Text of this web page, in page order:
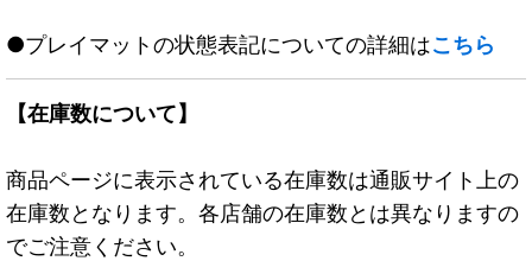
●プレイマットの状態表記についての詳細はこちら
【在庫数について】
商品ページに表示されている在庫数は通販サイト上の
在庫数となります。各店舗の在庫数とは異なりますの
でご注意ください。